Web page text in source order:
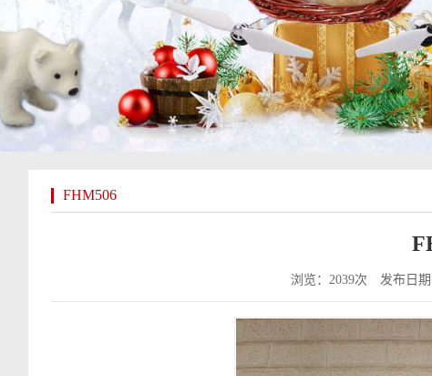
FHM506
浏览：2039次 发布日期